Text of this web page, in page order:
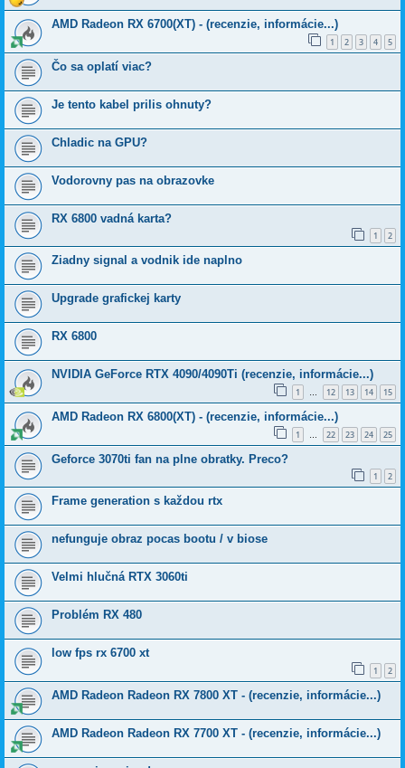
AMD Radeon RX 6700(XT) - (recenzie, informácie...)
1 2 3 4 5
Čo sa oplatí viac?
Je tento kabel prilis ohnuty?
Chladic na GPU?
Vodorovny pas na obrazovke
RX 6800 vadná karta?
1 2
Ziadny signal a vodnik ide naplno
Upgrade grafickej karty
RX 6800
NVIDIA GeForce RTX 4090/4090Ti (recenzie, informácie...)
1 … 12 13 14 15
AMD Radeon RX 6800(XT) - (recenzie, informácie...)
1 … 22 23 24 25
Geforce 3070ti fan na plne obratky. Preco?
1 2
Frame generation s každou rtx
nefunguje obraz pocas bootu / v biose
Velmi hlučná RTX 3060ti
Problém RX 480
low fps rx 6700 xt
1 2
AMD Radeon Radeon RX 7800 XT - (recenzie, informácie...)
AMD Radeon Radeon RX 7700 XT - (recenzie, informácie...)